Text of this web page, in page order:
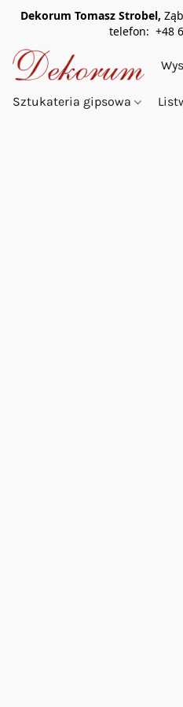
Dekorum Tomasz Strobel,
telefon: +48
Sztukateria gipsowa